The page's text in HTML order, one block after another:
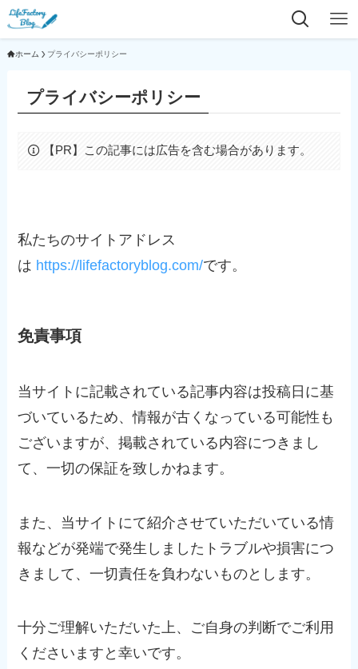
ホーム プライバシーポリシー
プライバシーポリシー
【PR】この記事には広告を含む場合があります。
私たちのサイトアドレス
は https://lifefactoryblog.com/です。
免責事項
当サイトに記載されている記事内容は投稿日に基
づいているため、情報が古くなっている可能性も
ございますが、掲載されている内容につきまし
て、一切の保証を致しかねます。
また、当サイトにて紹介させていただいている情
報などが発端で発生しましたトラブルや損害につ
きまして、一切責任を負わないものとします。
十分ご理解いただいた上、ご自身の判断でご利用
くださいますと幸いです。